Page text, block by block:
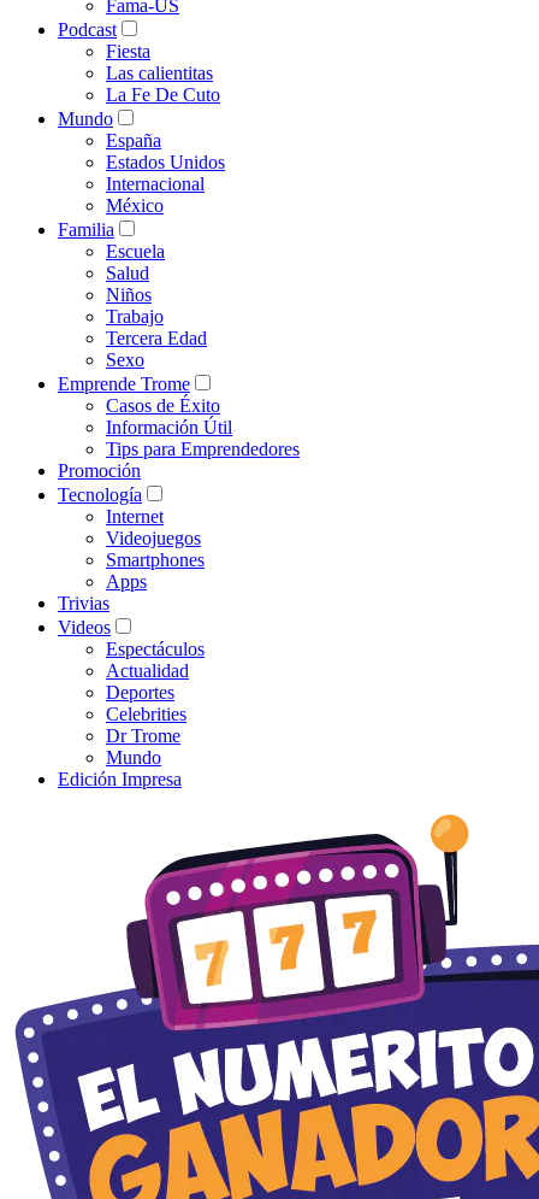
Fama-US
Podcast
Fiesta
Las calientitas
La Fe De Cuto
Mundo
España
Estados Unidos
Internacional
México
Familia
Escuela
Salud
Niños
Trabajo
Tercera Edad
Sexo
Emprende Trome
Casos de Éxito
Información Útil
Tips para Emprendedores
Promoción
Tecnología
Internet
Videojuegos
Smartphones
Apps
Trivias
Videos
Espectáculos
Actualidad
Deportes
Celebrities
Dr Trome
Mundo
Edición Impresa